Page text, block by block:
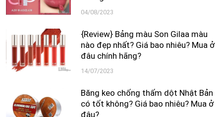
04/08/2023
{Review} Bảng màu Son Gilaa màu
nào đẹp nhất? Giá bao nhiêu? Mua ở
đâu chính hãng?
14/07/2023
Băng keo chống thấm dột Nhật Bản
có tốt không? Giá bao nhiêu? Mua ở
đâu?